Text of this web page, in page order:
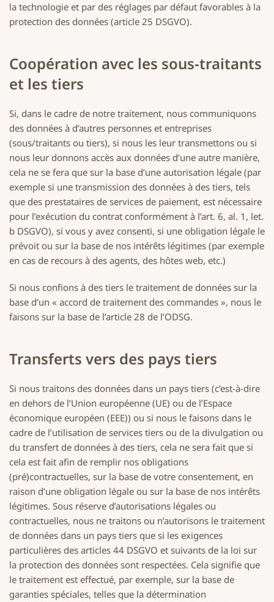
la technologie et par des réglages par défaut favorables à la
protection des données (article 25 DSGVO).
Coopération avec les sous-traitants
et les tiers
Si, dans le cadre de notre traitement, nous communiquons
des données à d’autres personnes et entreprises
(sous/traitants ou tiers), si nous les leur transmettons ou si
nous leur donnons accès aux données d’une autre manière,
cela ne se fera que sur la base d’une autorisation légale (par
exemple si une transmission des données à des tiers, tels
que des prestataires de services de paiement, est nécessaire
pour l’exécution du contrat conformément à l’art. 6, al. 1, let.
b DSGVO), si vous y avez consenti, si une obligation légale le
prévoit ou sur la base de nos intérêts légitimes (par exemple
en cas de recours à des agents, des hôtes web, etc.)
Si nous confions à des tiers le traitement de données sur la
base d’un « accord de traitement des commandes », nous le
faisons sur la base de l’article 28 de l’ODSG.
Transferts vers des pays tiers
Si nous traitons des données dans un pays tiers (c’est-à-dire
en dehors de l’Union européenne (UE) ou de l’Espace
économique européen (EEE)) ou si nous le faisons dans le
cadre de l’utilisation de services tiers ou de la divulgation ou
du transfert de données à des tiers, cela ne sera fait que si
cela est fait afin de remplir nos obligations
(pré)contractuelles, sur la base de votre consentement, en
raison d’une obligation légale ou sur la base de nos intérêts
légitimes. Sous réserve d’autorisations légales ou
contractuelles, nous ne traitons ou n’autorisons le traitement
de données dans un pays tiers que si les exigences
particulières des articles 44 DSGVO et suivants de la loi sur
la protection des données sont respectées. Cela signifie que
le traitement est effectué, par exemple, sur la base de
garanties spéciales, telles que la détermination